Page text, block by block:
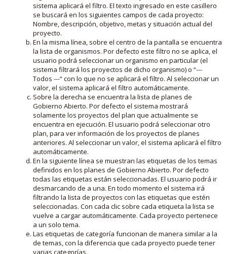
sistema aplicará el filtro. El texto ingresado en este casillero
se buscará en los siguientes campos de cada proyecto:
Nombre, descripción, objetivo, metas y situación actual del
proyecto.
En la misma línea, sobre el centro de la pantalla se encuentra
la lista de organismos. Por defecto este filtro no se aplica, el
usuario podrá seleccionar un organismo en particular (el
sistema filtrará los proyectos de dicho organismo) o “---
Todos ---“ con lo que no se aplicará el filtro. Al seleccionar un
valor, el sistema aplicará el filtro automáticamente.
Sobre la derecha se encuentra la lista de planes de
Gobierno Abierto. Por defecto el sistema mostrará
solamente los proyectos del plan que actualmente se
encuentra en ejecución. El usuario podrá seleccionar otro
plan, para ver información de los proyectos de planes
anteriores. Al seleccionar un valor, el sistema aplicará el filtro
automáticamente.
En la siguiente línea se muestran las etiquetas de los temas
definidos en los planes de Gobierno Abierto. Por defecto
todas las etiquetas están seleccionadas. El usuario podrá ir
desmarcando de a una. En todo momento el sistema irá
filtrando la lista de proyectos con las etiquetas que estén
seleccionadas. Con cada clic sobre cada etiqueta la lista se
vuelve a cargar automáticamente. Cada proyecto pertenece
a un solo tema.
Las etiquetas de categoría funcionan de manera similar a la
de temas, con la diferencia que cada proyecto puede tener
varias categorías.